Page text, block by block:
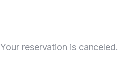
Your reservation is canceled.